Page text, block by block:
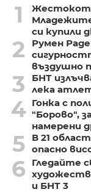
1
Младежите
си купили
2
Румен
въздушно
3
БНТ
лека
4 Гонка с
"Борово",
намерени
5
В 21
опасно
6
Гледайте
и БНТ 3